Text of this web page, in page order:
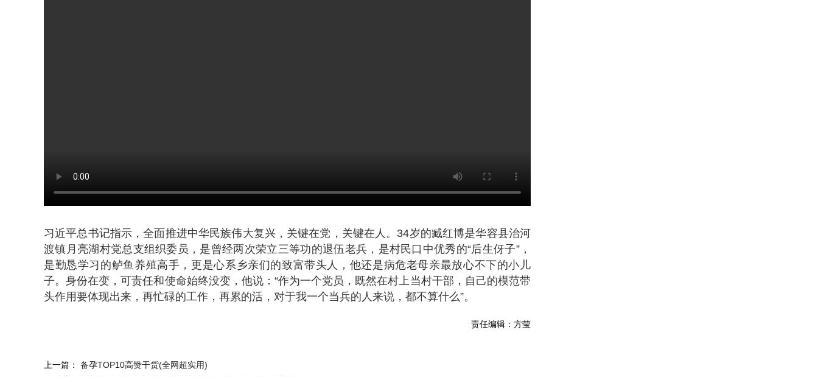
习近平总书记指示，全面推进中华民族伟大复兴，关键在党，关键在人。34岁的臧红博是华容县治河
渡镇月亮湖村党总支组织委员，是曾经两次荣立三等功的退伍老兵，是村民口中优秀的“后生伢子”，
是勤恳学习的鲈鱼养殖高手，更是心系乡亲们的致富带头人，他还是病危老母亲最放心不下的小儿
子。身份在变，可责任和使命始终没变，他说：“作为一个党员，既然在村上当村干部，自己的模范带
头作用要体现出来，再忙碌的工作，再累的活，对于我一个当兵的人来说，都不算什么”。
责任编辑：方莹
上一篇： 备孕TOP10高赞干货(全网超实用)